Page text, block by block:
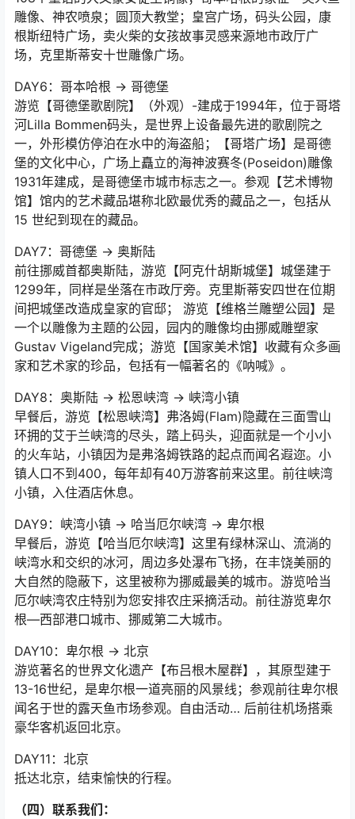
雕像、神农喷泉；圆顶大教堂；皇宫广场，码头公园，康
根斯纽特广场，卖火柴的女孩故事灵感来源地市政厅广
场，克里斯蒂安十世雕像广场。
DAY6：哥本哈根 → 哥德堡
游览【哥德堡歌剧院】（外观）-建成于1994年，位于哥塔
河Lilla Bommen码头，是世界上设备最先进的歌剧院之
一，外形模仿停泊在水中的海盗船；【哥塔广场】是哥德
堡的文化中心，广场上矗立的海神波赛冬(Poseidon)雕像
1931年建成，是哥德堡市城市标志之一。参观【艺术博物
馆】馆内的艺术藏品堪称北欧最优秀的藏品之一，包括从
15 世纪到现在的藏品。
DAY7：哥德堡 → 奥斯陆
前往挪威首都奥斯陆，游览【阿克什胡斯城堡】城堡建于
1299年，同样是坐落在市政厅旁。克里斯蒂安四世在位期
间把城堡改造成皇家的官邸； 游览【维格兰雕塑公园】是
一个以雕像为主题的公园，园内的雕像均由挪威雕塑家
Gustav Vigeland完成；游览【国家美术馆】收藏有众多画
家和艺术家的珍品，包括有一幅著名的《呐喊》。
DAY8：奥斯陆 → 松恩峡湾 → 峡湾小镇
早餐后，游览【松恩峡湾】弗洛姆(Flam)隐藏在三面雪山
环拥的艾于兰峡湾的尽头，踏上码头，迎面就是一个小小
的火车站，小镇因为是弗洛姆铁路的起点而闻名遐迩。小
镇人口不到400，每年却有40万游客前来这里。前往峡湾
小镇，入住酒店休息。
DAY9：峡湾小镇 → 哈当厄尔峡湾 → 卑尔根
早餐后，游览【哈当厄尔峡湾】这里有绿林深山、流淌的
峡湾水和交织的冰河，周边多处瀑布飞扬，在丰饶美丽的
大自然的隐蔽下，这里被称为挪威最美的城市。游览哈当
厄尔峡湾农庄特别为您安排农庄采摘活动。前往游览卑尔
根—西部港口城市、挪威第二大城市。
DAY10：卑尔根 → 北京
游览著名的世界文化遗产【布吕根木屋群】，其原型建于
13-16世纪，是卑尔根一道亮丽的风景线；参观前往卑尔根
闻名于世的露天鱼市场参观。自由活动… 后前往机场搭乘
豪华客机返回北京。
DAY11：北京
抵达北京，结束愉快的行程。
（四）联系我们：